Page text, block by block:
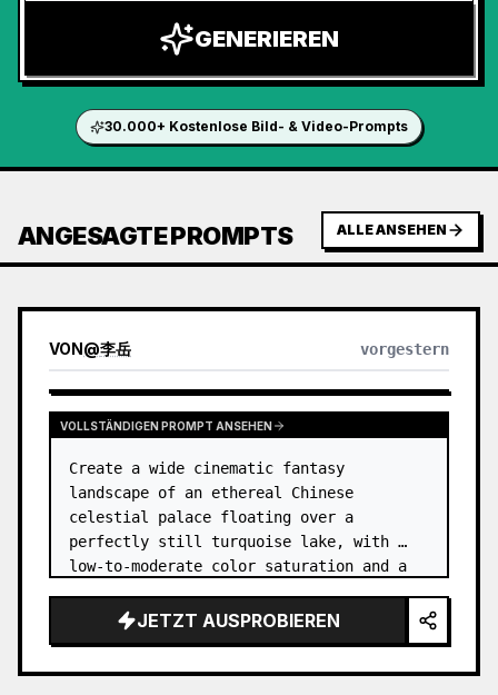
GENERIEREN
30.000+ Kostenlose Bild- & Video-Prompts
ANGESAGTE PROMPTS ALLE ANSEHEN
VON@李岳 vorgestern
VOLLSTÄNDIGEN PROMPT ANSEHEN
Create a wide cinematic fantasy
landscape of an ethereal Chinese
celestial palace floating over a
perfectly still turquoise lake, with
low-to-moderate color saturation and a
composition on an enormous white jade
and pale a…
JETZT AUSPROBIEREN